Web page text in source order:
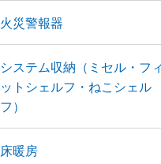
火災警報器
システム収納（ミセル・フィ
ットシェルフ・ねこシェル
フ）
床暖房